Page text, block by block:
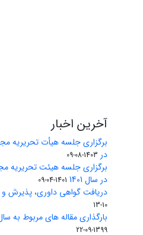
آخرین اخبار
برگزاری جلسه هیأت تحریریه
در 1403-08-09
برگزاری جلسه هیئت تحریریه
در سال 1401
1401-04-09
دریافت گواهی داوری، پذیرش و
10-13
بارگذاری مقاله های مربوط به سال های
1399-09-22